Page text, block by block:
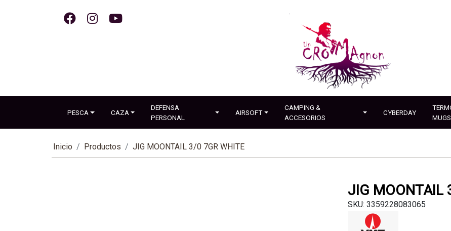
PESCA CAZA
DEFENSA
PERSONAL
AIRSOFT
CAMPING &
ACCESORIOS
CYBERDAY
MUGS
Inicio Productos JIG MOONTAIL 3/0 7GR WHITE
JIG MOONTAIL
SKU: 3359228083065